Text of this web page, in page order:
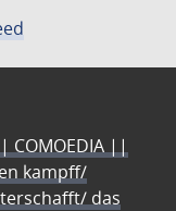
COMOEDIA ||
kampff/
das